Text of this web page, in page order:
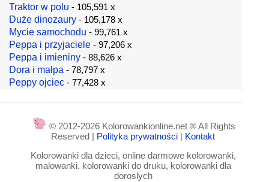
Traktor w polu - 105,591 x
Duże dinozaury - 105,178 x
Mycie samochodu - 99,761 x
Peppa i przyjaciele - 97,206 x
Peppa i imieniny - 88,626 x
Dora i małpa - 78,797 x
Peppy ojciec - 77,428 x
© 2012-2026 Kolorowankionline.net ® All Rights
Reserved | Polityka prywatności | Kontakt
Kolorowanki dla dzieci, online darmowe kolorowanki,
malowanki, kolorowanki do druku, kolorowanki dla
doroslych